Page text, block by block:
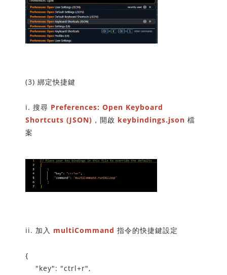
(3) 綁定快捷鍵
i. 搜尋 Preferences: Open Keyboard
Shortcuts (JSON) ，開啟 keybindings.json 檔
案
ii. 加入 multiCommand 指令的快捷鍵設定
{
"key": "ctrl+r",